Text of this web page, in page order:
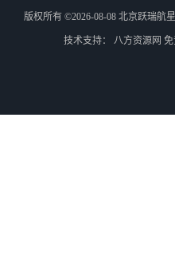
版权所有 ©2026-08-08 北京跃瑞航
技术支持： 八方资源网 免